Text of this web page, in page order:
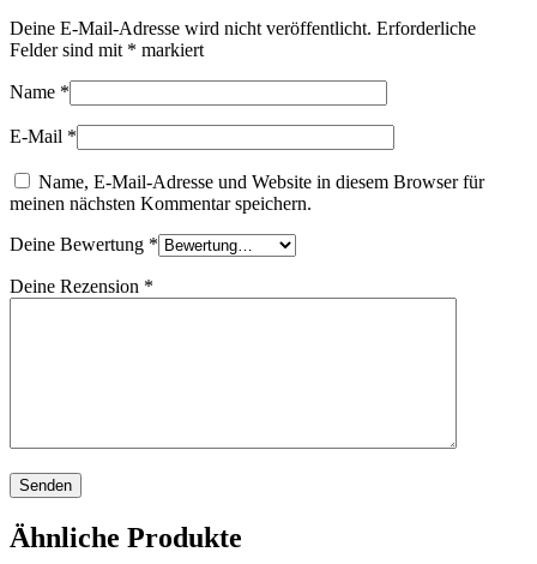
Deine E-Mail-Adresse wird nicht veröffentlicht. Erforderliche
Felder sind mit * markiert
Name *
E-Mail *
Name, E-Mail-Adresse und Website in diesem Browser für
meinen nächsten Kommentar speichern.
Deine Bewertung *
Deine Rezension *
Ähnliche Produkte